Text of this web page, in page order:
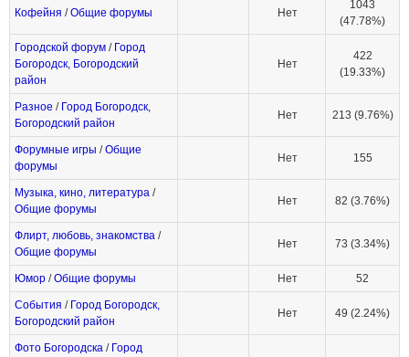
Кофейня /Общие форумы Нет
1043
(47.78%)
Городской форум / Город
Богородск, Богородский
район
Нет
422
(19.33%)
Разное / Город Богородск,
Богородский район
Нет 213 (9.76%)
Форумные игры /Общие
форумы
Нет 155
Музыка, кино, литература /
Общие форумы
Нет 82 (3.76%)
Флирт, любовь, знакомства /
Общие форумы
Нет 73 (3.34%)
Юмор /Общие форумы Нет 52
События / Город Богородск,
Богородский район
Нет 49 (2.24%)
Фото Богородска / Город